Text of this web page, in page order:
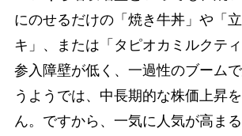
にのせるだけの「焼き牛丼」や「
キ」、または「タピオカミルクテ
参入障壁が低く、一過性のブーム
うようでは、中長期的な株価上昇
ん。ですから、一気に人気が高ま